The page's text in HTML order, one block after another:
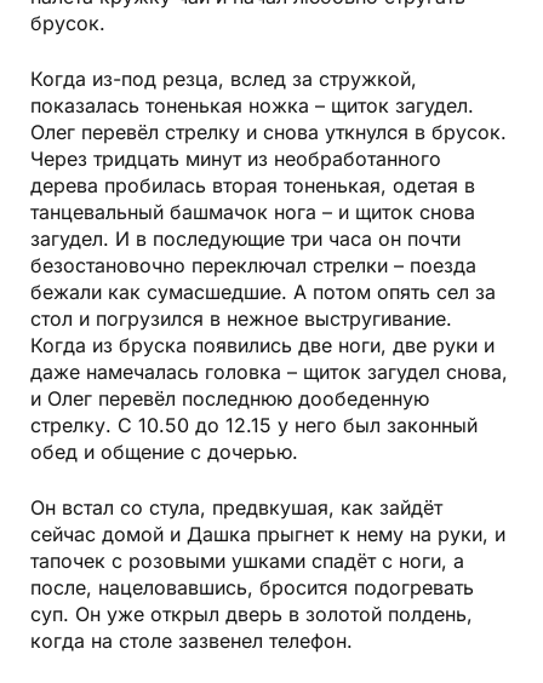
брусок.
Когда из-под резца, вслед за стружкой,
показалась тоненькая ножка – щиток загудел.
Олег перевёл стрелку и снова уткнулся в брусок.
Через тридцать минут из необработанного
дерева пробилась вторая тоненькая, одетая в
танцевальный башмачок нога – и щиток снова
загудел. И в последующие три часа он почти
безостановочно переключал стрелки – поезда
бежали как сумасшедшие. А потом опять сел за
стол и погрузился в нежное выстругивание.
Когда из бруска появились две ноги, две руки и
даже намечалась головка – щиток загудел снова,
и Олег перевёл последнюю дообеденную
стрелку. С 10.50 до 12.15 у него был законный
обед и общение с дочерью.
Он встал со стула, предвкушая, как зайдёт
сейчас домой и Дашка прыгнет к нему на руки, и
тапочек с розовыми ушками спадёт с ноги, а
после, нацеловавшись, бросится подогревать
суп. Он уже открыл дверь в золотой полдень,
когда на столе зазвенел телефон.